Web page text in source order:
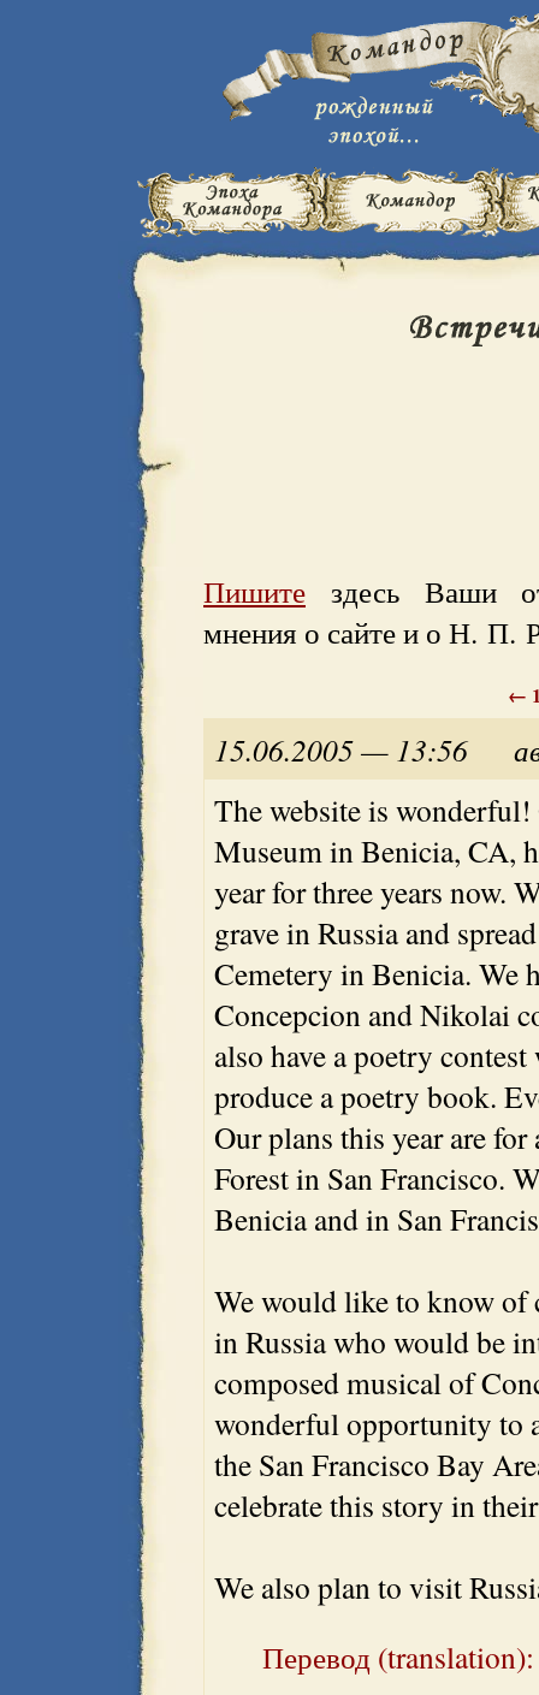
Пишите здесь Ваши
мнения о сайте и о Н. П.
←
15.06.2005 — 13:56
The website is
Museum in Benicia, CA,
year for three years now.
grave in Russia and
Cemetery in Benicia. We
Concepcion and Nikolai
also have a poetry
produce a poetry book.
Our plans this year are
Forest in San Francisco.
Benicia and in San
We would like to know of
in Russia who would be
composed musical of
wonderful opportunity to
the San Francisco Bay
celebrate this story in
We also plan to visit
Перевод (translation):